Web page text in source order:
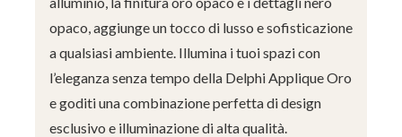
opaco, aggiunge un tocco di lusso e sofisticazione
a qualsiasi ambiente. Illumina i tuoi spazi con
l’eleganza senza tempo della Delphi Applique Oro
e goditi una combinazione perfetta di design
esclusivo e illuminazione di alta qualità.